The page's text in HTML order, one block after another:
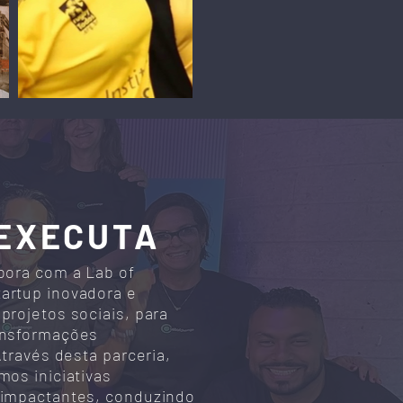
com a Lab of
inovadora e
sociais, para
desta parceria,
iniciativas
conduzindo